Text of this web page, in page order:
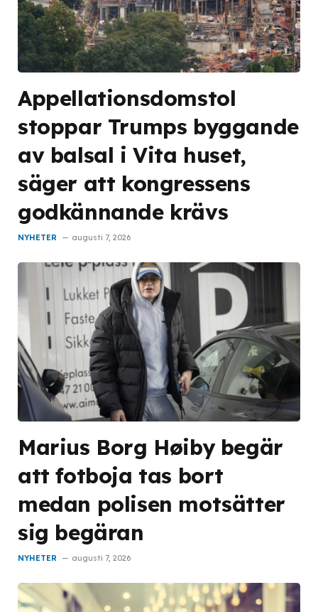
Appellationsdomstol
stoppar Trumps byggande
av balsal i Vita huset,
säger att kongressens
godkännande krävs
NYHETER augusti 7, 2026
Marius Borg Høiby begär
att fotboja tas bort
medan polisen motsätter
sig begäran
NYHETER augusti 7, 2026